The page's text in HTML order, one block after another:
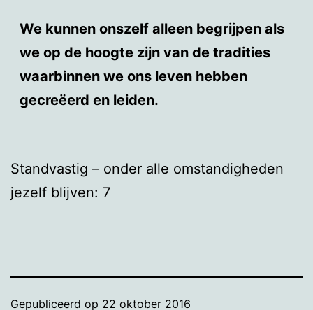
We kunnen onszelf alleen begrijpen als
we op de hoogte zijn van de tradities
waarbinnen we ons leven hebben
gecreëerd en leiden.
Standvastig – onder alle omstandigheden
jezelf blijven: 7
Gepubliceerd op 22 oktober 2016